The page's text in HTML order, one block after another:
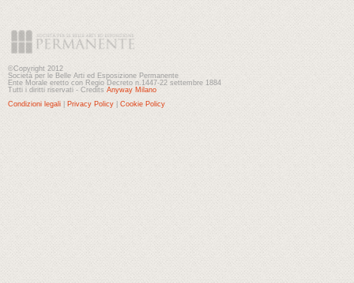
©Copyright 2012
Società per le Belle Arti ed Esposizione Permanente
Ente Morale eretto con Regio Decreto n.1447-22 settembre 1884
Tutti i diritti riservati - Credits Anyway Milano
Condizioni legali
Privacy Policy Cookie Policy